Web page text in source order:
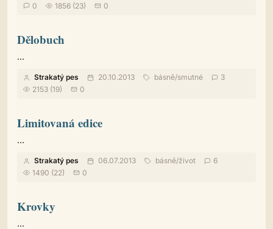
0
1856 (23) 0
Dělobuch
...
Strakatý pes 20.10.2013 básně/smutné
3
2153 (19)
0
Limitovaná edice
...
Strakatý pes 06.07.2013 básně/život
6
1490 (22)
0
Krovky
...